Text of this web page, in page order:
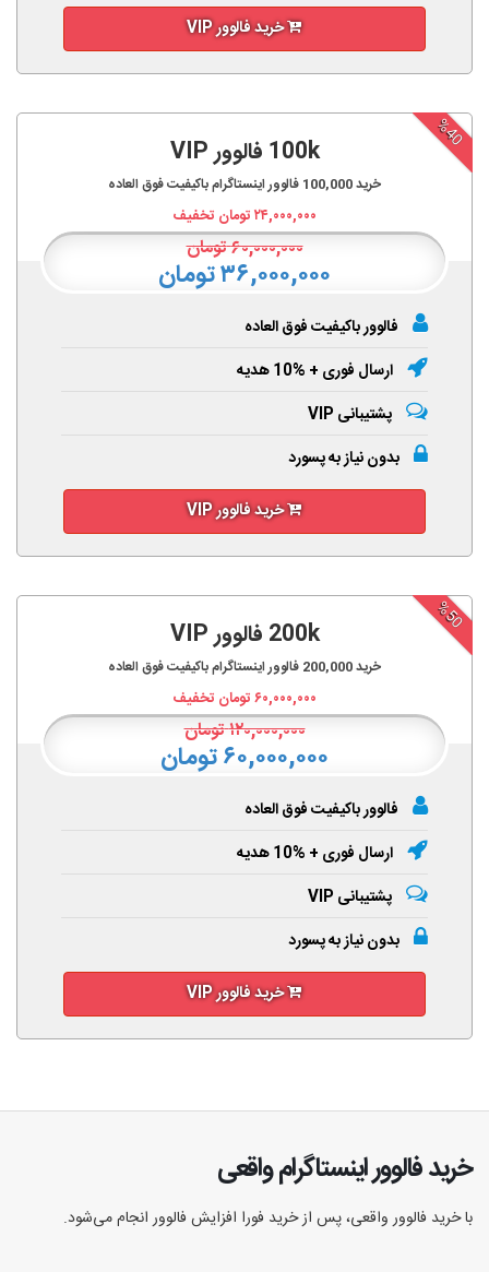
خرید فالوور VIP
%40
100k فالوور VIP
خرید100,000 فالوور اینستاگرام باکیفیت فوق العاده
۲۴,۰۰۰,۰۰۰تومان تخفیف
۶۰,۰۰۰,۰۰۰تومان
۳۶,۰۰۰,۰۰۰ تومان
فالوور باکیفیت فوق العاده
ارسال فوری + %10 هدیه
پشتیبانی VIP
بدون نیاز به پسورد
خرید فالوور VIP
%50
200k فالوور VIP
خرید200,000 فالوور اینستاگرام باکیفیت فوق العاده
۶۰,۰۰۰,۰۰۰تومان تخفیف
۱۲۰,۰۰۰,۰۰۰تومان
۶۰,۰۰۰,۰۰۰ تومان
فالوور باکیفیت فوق العاده
ارسال فوری + %10 هدیه
پشتیبانی VIP
بدون نیاز به پسورد
خرید فالوور VIP
خرید فالوور اینستاگرام واقعی
با خرید فالوور واقعی، پس از خرید فورا افزایش فالوور انجام‌ می‌شود.